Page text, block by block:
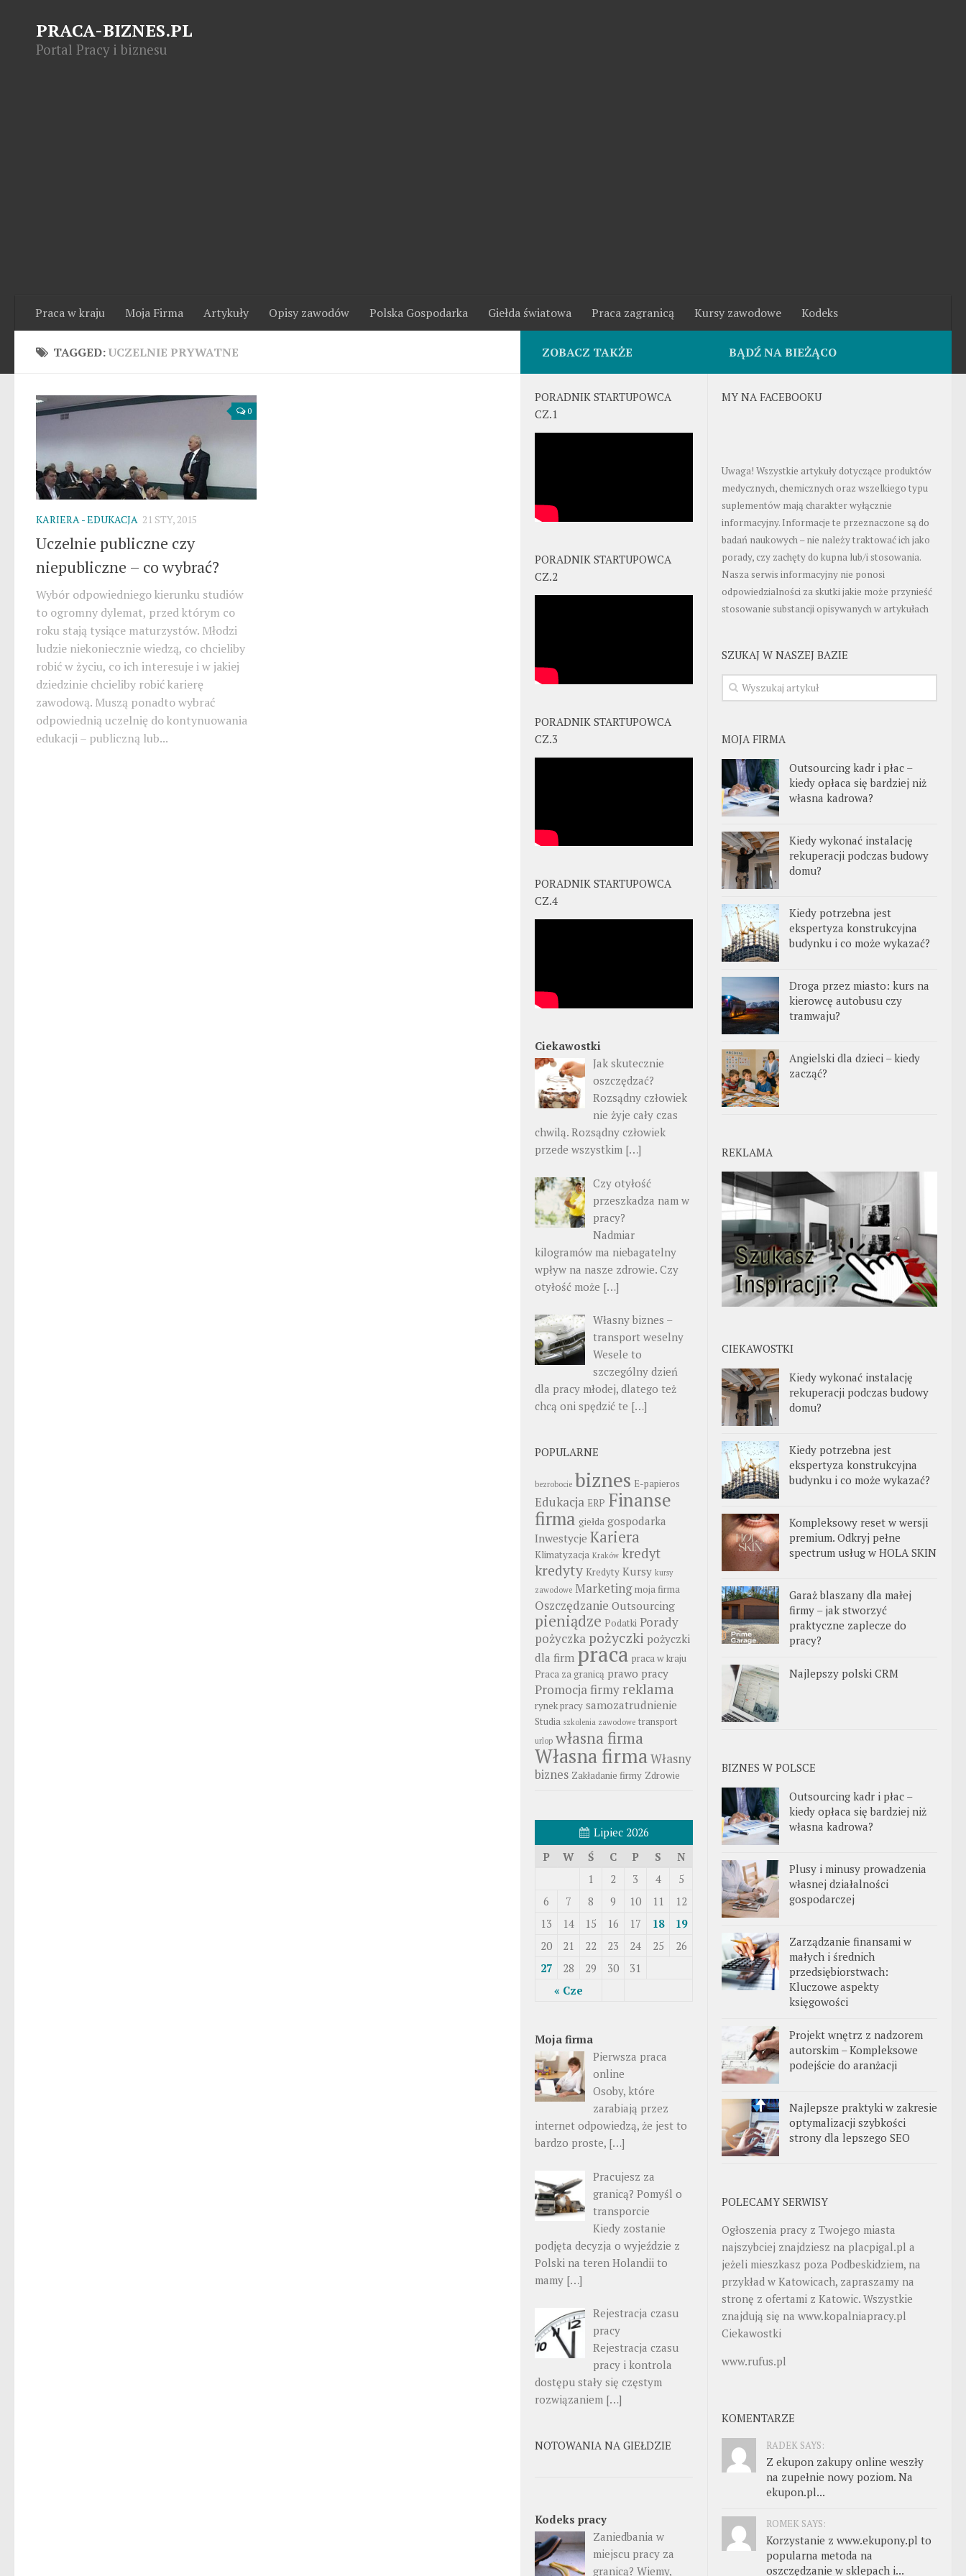
PRACA-BIZNES.PL
Portal Pracy i biznesu
Praca w kraju Moja Firma Artykuły Opisy zawodów Polska Gospodarka Giełda światowa Praca zagranicą Kursy zawodowe Kodeks
TAGGED:UCZELNIE PRYWATNE
0
KARIERA - EDUKACJA 21 STY, 2015
Uczelnie publiczne czy
niepubliczne – co wybrać?
Wybór odpowiedniego kierunku studiów
to ogromny dylemat, przed którym co
roku stają tysiące maturzystów. Młodzi
ludzie niekoniecznie wiedzą, co chcieliby
robić w życiu, co ich interesuje i w jakiej
dziedzinie chcieliby robić karierę
zawodową. Muszą ponadto wybrać
odpowiednią uczelnię do kontynuowania
edukacji – publiczną lub...
BĄDŹ NA BIEŻĄCO
MY NA FACEBOOKU
Uwaga! Wszystkie artykuły dotyczące produktów
medycznych, chemicznych oraz wszelkiego typu
suplementów mają charakter wyłącznie
informacyjny. Informacje te przeznaczone są do
badań naukowych – nie należy traktować ich jako
porady, czy zachęty do kupna lub/i stosowania.
Nasza serwis informacyjny nie ponosi
odpowiedzialności za skutki jakie może przynieść
stosowanie substancji opisywanych w artykułach
SZUKAJ W NASZEJ BAZIE
MOJA FIRMA
Outsourcing kadr i płac –
kiedy opłaca się bardziej niż
własna kadrowa?
Kiedy wykonać instalację
rekuperacji podczas budowy
domu?
Kiedy potrzebna jest
ekspertyza konstrukcyjna
budynku i co może wykazać?
Droga przez miasto: kurs na
kierowcę autobusu czy
tramwaju?
Angielski dla dzieci – kiedy
zacząć?
REKLAMA
CIEKAWOSTKI
Kiedy wykonać instalację
rekuperacji podczas budowy
domu?
Kiedy potrzebna jest
ekspertyza konstrukcyjna
budynku i co może wykazać?
Kompleksowy reset w wersji
premium. Odkryj pełne
spectrum usług w HOLA SKIN
Garaż blaszany dla małej
firmy – jak stworzyć
praktyczne zaplecze do
pracy?
Najlepszy polski CRM
BIZNES W POLSCE
Outsourcing kadr i płac –
kiedy opłaca się bardziej niż
własna kadrowa?
Plusy i minusy prowadzenia
własnej działalności
gospodarczej
Zarządzanie finansami w
małych i średnich
przedsiębiorstwach:
Kluczowe aspekty
księgowości
Projekt wnętrz z nadzorem
autorskim – Kompleksowe
podejście do aranżacji
Najlepsze praktyki w zakresie
optymalizacji szybkości
strony dla lepszego SEO
POLECAMY SERWISY
Ogłoszenia pracy z Twojego miasta
najszybciej znajdziesz na placpigal.pl a
jeżeli mieszkasz poza Podbeskidziem, na
przykład w Katowicach, zapraszamy na
stronę z ofertami z Katowic. Wszystkie
znajdują się na www.kopalniapracy.pl
Ciekawostki
www.rufus.pl
KOMENTARZE
RADEK SAYS:
Z ekupon zakupy online weszły
na zupełnie nowy poziom. Na
ekupon.pl...
ROMEK SAYS:
Korzystanie z www.ekupony.pl to
popularna metoda na
oszczędzanie w sklepach i...
ZOBACZ TAKŻE
PORADNIK STARTUPOWCA
CZ.1
PORADNIK STARTUPOWCA
CZ.2
PORADNIK STARTUPOWCA
CZ.3
PORADNIK STARTUPOWCA
CZ.4
Ciekawostki
Jak skutecznie
oszczędzać?
Rozsądny człowiek
nie żyje cały czas
chwilą. Rozsądny człowiek
przede wszystkim […]
Czy otyłość
przeszkadza nam w
pracy?
Nadmiar
kilogramów ma niebagatelny
wpływ na nasze zdrowie. Czy
otyłość może […]
Własny biznes –
transport weselny
Wesele to
szczególny dzień
dla pracy młodej, dlatego też
chcą oni spędzić te […]
POPULARNE
bezrobocie biznes E-papieros
Edukacja ERP Finanse
firma giełda gospodarka
Inwestycje Kariera
Klimatyzacja Kraków kredyt
kredyty Kredyty Kursy kursy
zawodowe Marketing moja firma
Oszczędzanie Outsourcing
pieniądze Podatki Porady
pożyczka pożyczki pożyczki
dla firm praca praca w kraju
Praca za granicą prawo pracy
Promocja firmy reklama
rynek pracy samozatrudnienie
Studia szkolenia zawodowe transport
urlop własna firma
Własna firmaWłasny
biznes Zakładanie firmy Zdrowie
Lipiec 2026
P
W Ś C P S N
« Cze
1 2 3 4
5
6
7 8 9 10 11
12
13
14 15 16 17 18
19
20
21 22 23 24 25
26
27
28 29 30 31
Moja firma
Pierwsza praca
online
Osoby, które
zarabiają przez
internet odpowiedzą, że jest to
bardzo proste, […]
Pracujesz za
granicą? Pomyśl o
transporcie
Kiedy zostanie
podjęta decyzja o wyjeździe z
Polski na teren Holandii to
mamy […]
Rejestracja czasu
pracy
Rejestracja czasu
pracy i kontrola
dostępu stały się częstym
rozwiązaniem […]
NOTOWANIA NA GIEŁDZIE
Kodeks pracy
Zaniedbania w
miejscu pracy za
granicą? Wiemy,